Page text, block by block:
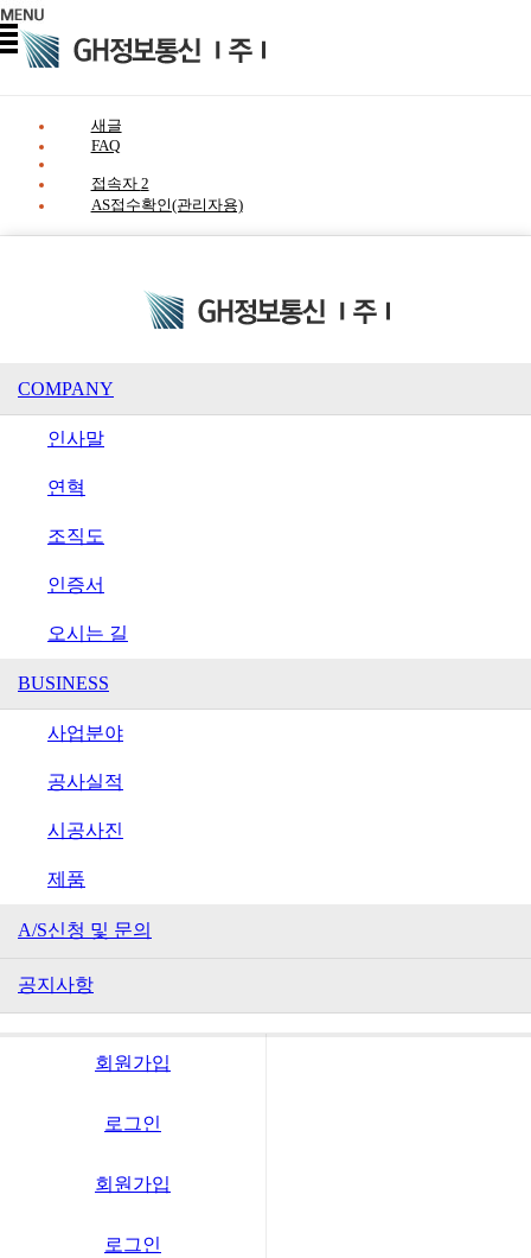
새글
FAQ
접속자 2
AS접수확인(관리자용)
COMPANY
인사말
연혁
조직도
인증서
오시는 길
BUSINESS
사업분야
공사실적
시공사진
제품
A/S신청 및 문의
공지사항
회원가입
로그인
회원가입
로그인